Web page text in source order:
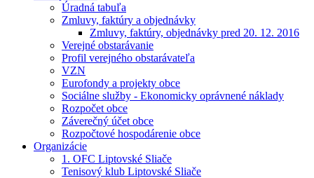
Úradná tabuľa
Zmluvy, faktúry a objednávky
Zmluvy, faktúry, objednávky pred 20. 12. 2016
Verejné obstarávanie
Profil verejného obstarávateľa
VZN
Eurofondy a projekty obce
Sociálne služby - Ekonomicky oprávnené náklady
Rozpočet obce
Záverečný účet obce
Rozpočtové hospodárenie obce
Organizácie
1. OFC Liptovské Sliače
Tenisový klub Liptovské Sliače